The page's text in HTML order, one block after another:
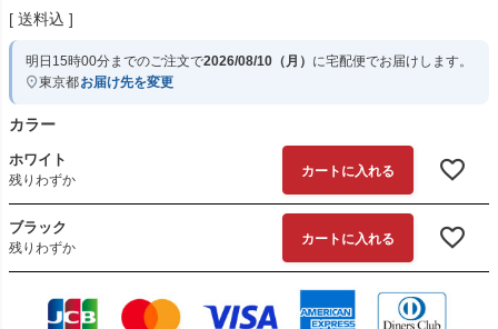
送料込
明日 15時00分までのご注文で2026/08/10（月） に宅配便でお届けします。
東京都お届け先を変更
カラー
ホワイト
残りわずか
カートに入れる
ブラック
残りわずか
カートに入れる